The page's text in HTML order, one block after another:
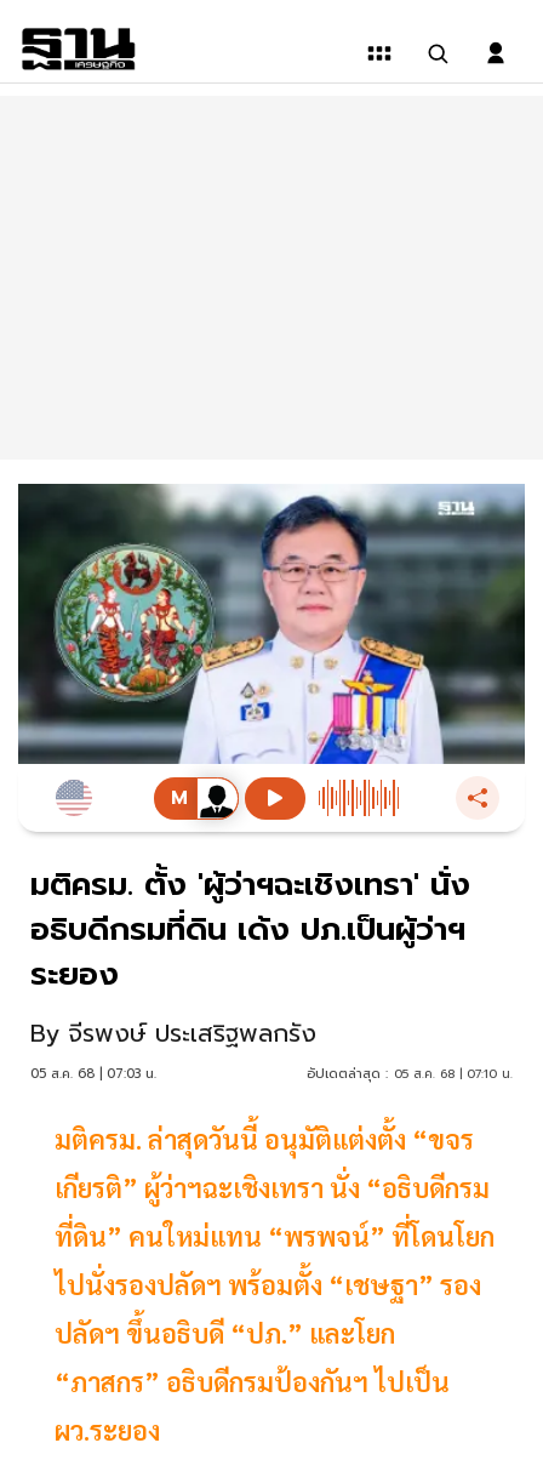
มติครม. ตั้ง 'ผู้ว่าฯฉะเชิงเทรา' นั่ง
อธิบดีกรมที่ดิน เด้ง ปภ.เป็นผู้ว่าฯ
ระยอง
By จีรพงษ์ ประเสริฐพลกรัง
05 ส.ค. 68 | 07:03 น. อัปเดตล่าสุด : 05 ส.ค. 68 | 07:10 น.
มติครม. ล่าสุดวันนี้ อนุมัติแต่งตั้ง “ขจร
เกียรติ” ผู้ว่าฯฉะเชิงเทรา นั่ง “อธิบดีกรม
ที่ดิน” คนใหม่แทน “พรพจน์” ที่โดนโยก
ไปนั่งรองปลัดฯ พร้อมตั้ง “เชษฐา” รอง
ปลัดฯ ขึ้นอธิบดี “ปภ.” และโยก
“ภาสกร” อธิบดีกรมป้องกันฯ ไปเป็น
ผว.ระยอง